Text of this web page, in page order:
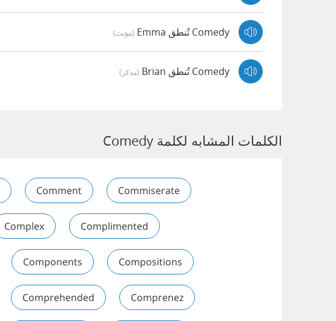
Comedy تُنطق Emma (مؤنث)
Comedy تُنطق Brian (مذكر)
الكلمات المشابه لكلمة Comedy
Comment Commiserate
Complex Complimented
Components Compositions
Comprehended Comprenez